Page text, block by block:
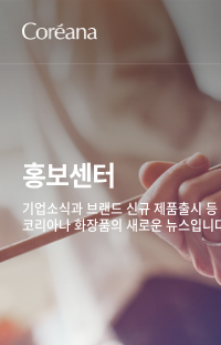
홍보센터
기업소식과 브랜드 신규 제품출시 등
코리아나 화장품의 새로운 뉴스입니